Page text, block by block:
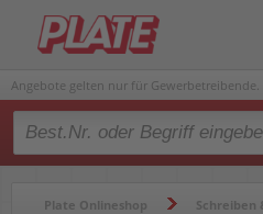
Angebote gelten nur für Gewerbetreibende.
Type 2 or more characters for results.
Plate Onlineshop Schreiben